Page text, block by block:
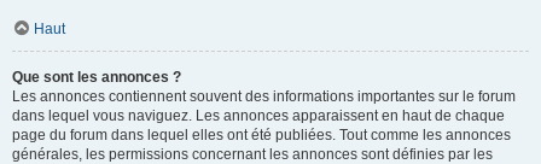
Haut
Que sont les annonces ?
Les annonces contiennent souvent des informations importantes sur le forum
dans lequel vous naviguez. Les annonces apparaissent en haut de chaque
page du forum dans lequel elles ont été publiées. Tout comme les annonces
générales, les permissions concernant les annonces sont définies par les